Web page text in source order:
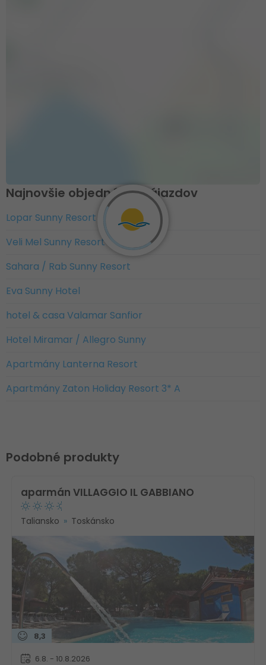
Najnovšie objednávky zájazdov
Lopar Sunny Resort
Veli Mel Sunny Resort
Sahara / Rab Sunny Resort
Eva Sunny Hotel
hotel & casa Valamar Sanfior
Hotel Miramar / Allegro Sunny
Apartmány Lanterna Resort
Apartmány Zaton Holiday Resort 3* A
Podobné produkty
aparmán VILLAGGIO IL GABBIANO
Taliansko Toskánsko
8,3
6.8. - 10.8.2026